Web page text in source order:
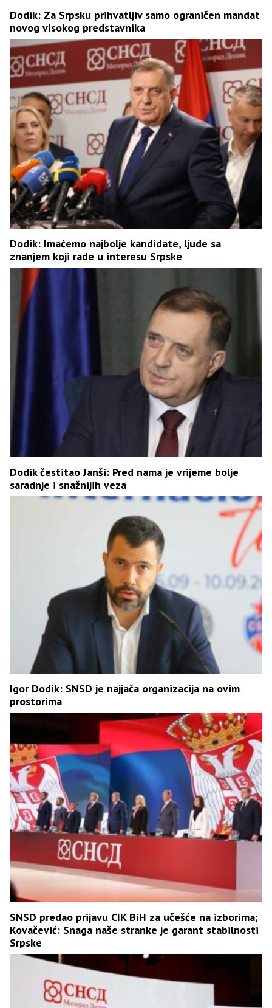
Dodik: Za Srpsku prihvatljiv samo ograničen mandat
novog visokog predstavnika
Dodik: Imaćemo najbolje kandidate, ljude sa
znanjem koji rade u interesu Srpske
Dodik čestitao Janši: Pred nama je vrijeme bolje
saradnje i snažnijih veza
Igor Dodik: SNSD je najjača organizacija na ovim
prostorima
SNSD predao prijavu CIK BiH za učešće na izborima;
Kovačević: Snaga naše stranke je garant stabilnosti
Srpske